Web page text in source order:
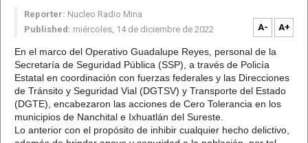
Reporter: Nucleo Radio Mina
Published: miércoles, 14 de diciembre de 2022 A- A+
En el marco del Operativo Guadalupe Reyes, personal de la
Secretaría de Seguridad Pública (SSP), a través de Policía
Estatal en coordinación con fuerzas federales y las Direcciones
de Tránsito y Seguridad Vial (DGTSV) y Transporte del Estado
(DGTE), encabezaron las acciones de Cero Tolerancia en los
municipios de Nanchital e Ixhuatlán del Sureste.
Lo anterior con el propósito de inhibir cualquier hecho delictivo,